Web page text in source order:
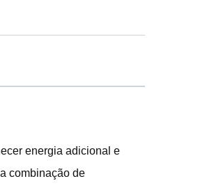
energia adicional e
combinação de